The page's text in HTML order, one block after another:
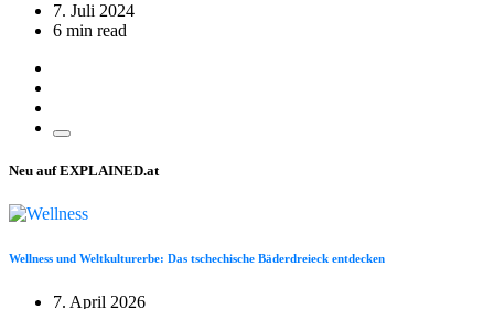
7. Juli 2024
6 min read
Neu auf EXPLAINED.at
Wellness und Weltkulturerbe: Das tschechische Bäderdreieck entdecken
7. April 2026